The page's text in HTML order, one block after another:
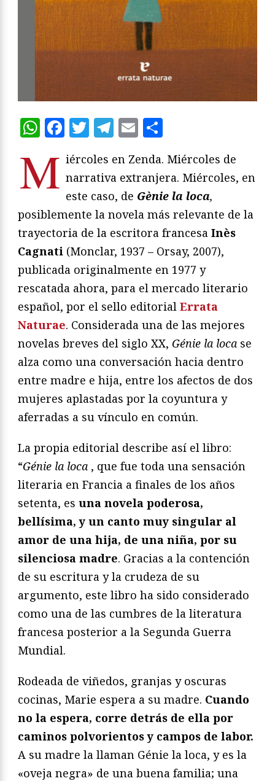
WhatsApp
Facebook
Twitter
Telegram
Email
M iércoles en Zenda. Miércoles de
narrativa extranjera. Miércoles, en
este caso, de Gènie la loca,
posiblemente la novela más relevante de la
trayectoria de la escritora francesa Inès
Cagnati (Monclar, 1937 – Orsay, 2007),
publicada originalmente en 1977 y
rescatada ahora, para el mercado literario
español, por el sello editorial Errata
Naturae. Considerada una de las mejores
novelas breves del siglo XX, Génie la loca se
alza como una conversación hacia dentro
entre madre e hija, entre los afectos de dos
mujeres aplastadas por la coyuntura y
aferradas a su vínculo en común.
La propia editorial describe así el libro:
“Génie la loca , que fue toda una sensación
literaria en Francia a finales de los años
setenta, es una novela poderosa,
bellísima, y un canto muy singular al
amor de una hija, de una niña, por su
silenciosa madre. Gracias a la contención
de su escritura y la crudeza de su
argumento, este libro ha sido considerado
como una de las cumbres de la literatura
francesa posterior a la Segunda Guerra
Mundial.
Rodeada de viñedos, granjas y oscuras
cocinas, Marie espera a su madre. Cuando
no la espera, corre detrás de ella por
caminos polvorientos y campos de labor.
A su madre la llaman Génie la loca, y es la
«oveja negra» de una buena familia; una